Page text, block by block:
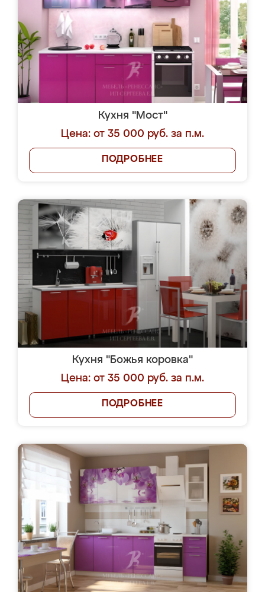
Кухня "Мост"
Цена: от 35 000 руб. за п.м.
ПОДРОБНЕЕ
Кухня "Божья коровка"
Цена: от 35 000 руб. за п.м.
ПОДРОБНЕЕ